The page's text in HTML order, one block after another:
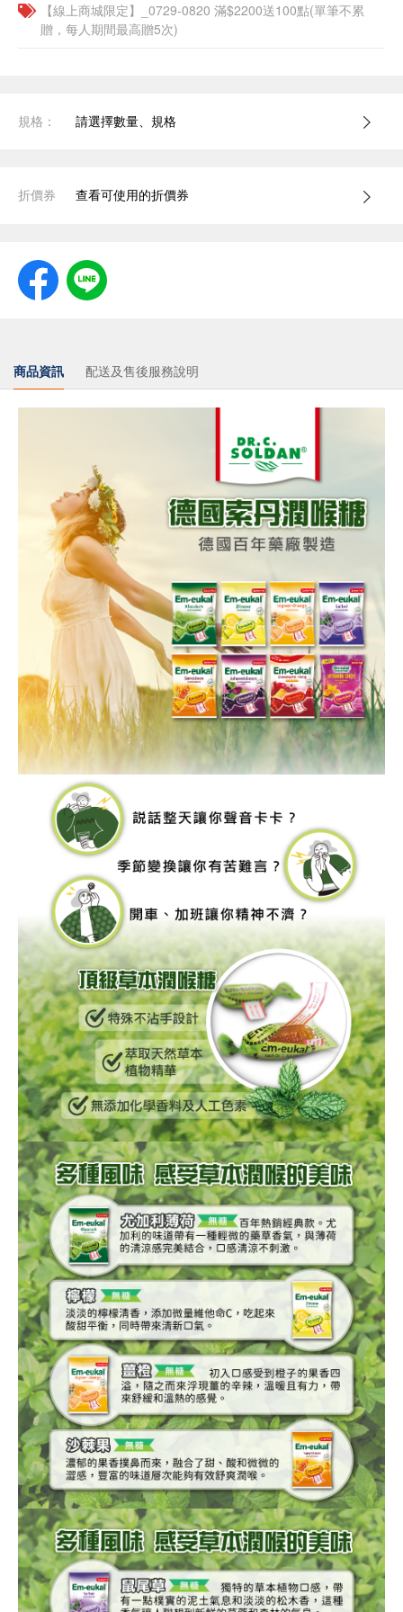
【線上商城限定】_0729-0820 滿$2200送100點(單筆不累
贈，每人期間最高贈5次)
規格： 請選擇數量、規格
折價券 查看可使用的折價券
商品資訊 配送及售後服務說明